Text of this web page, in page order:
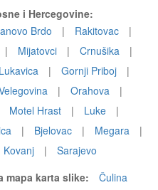
i Hercegovine:
Brdo | Rakitovac
|
| Mijatovci | Crnušika
|
Lukavica | Gornji Priboj
|
| Orahova
|
Motel Hrast | Luke
|
| Bjelovac | Megara
|
Kovanj |
Sarajevo
mapa karta slike:
Čulina